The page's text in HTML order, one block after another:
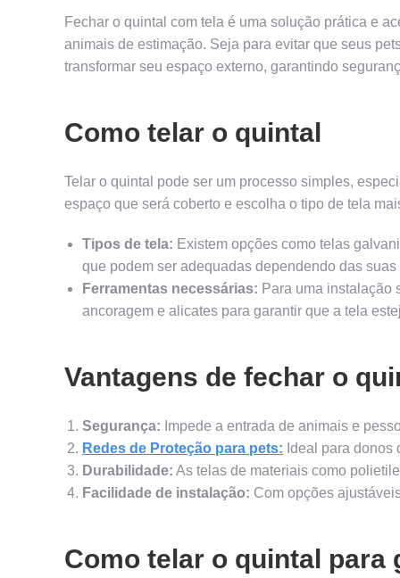
Fechar o quintal com tela é uma solução prática e
animais de estimação. Seja para evitar que seus
transformar seu espaço externo, garantindo
Como telar o quintal
Telar o quintal pode ser um processo simples,
espaço que será coberto e escolha o tipo de tela
Tipos de tela: Existem opções como telas
que podem ser adequadas dependendo das
Ferramentas necessárias: Para uma instalação
ancoragem e alicates para garantir que a tela
Vantagens de fechar o
Segurança: Impede a entrada de animais e
Redes de Proteção para pets: Ideal para donos
Durabilidade: As telas de materiais como
Facilidade de instalação: Com opções
Como telar o quintal para